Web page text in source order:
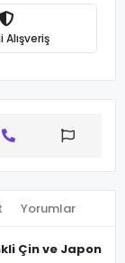
Yorumlar
Çin ve Japon